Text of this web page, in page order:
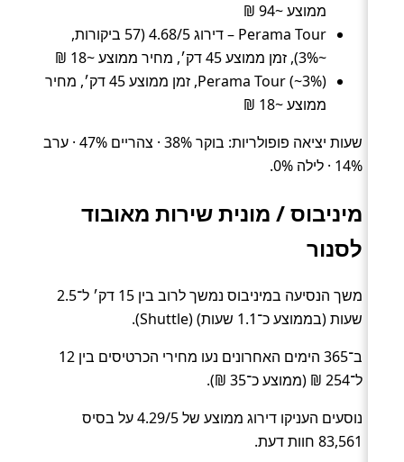
ממוצע ~94 ₪
Perama Tour – דירוג 4.68/5 (57 ביקורות,
~3%), זמן ממוצע 45 דק׳, מחיר ממוצע ~18 ₪
Perama Tour (~3%), זמן ממוצע 45 דק׳, מחיר
ממוצע ~18 ₪
שעות יציאה פופולריות: בוקר 38% · צהריים 47% · ערב
14% · לילה 0%.
מיניבוס / מונית שירות מאובוד
לסנור
משך הנסיעה במיניבוס נמשך לרוב בין 15 דק׳ ל־2.5
שעות (בממוצע כ־1.1 שעות) (Shuttle).
ב־365 הימים האחרונים נעו מחירי הכרטיסים בין 12
ל־254 ₪ (ממוצע כ־35 ₪).
נוסעים העניקו דירוג ממוצע של 4.29/5 על בסיס
83,561 חוות דעת.